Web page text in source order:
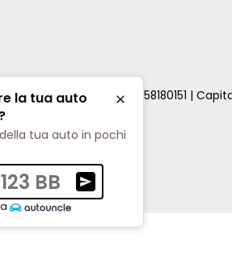
810796 | P.IVA e C.F. 00858180151 |
di tracciamento
la tua auto
Chiudi
tua auto in pochi
Ricevi una valutazione